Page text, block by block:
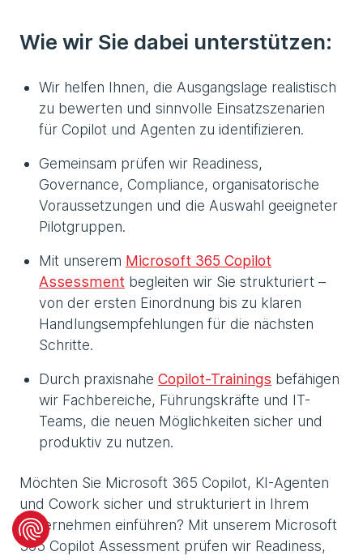
Wie wir Sie dabei unterstützen:
Wir helfen Ihnen, die Ausgangslage realistisch
zu bewerten und sinnvolle Einsatzszenarien
für Copilot und Agenten zu identifizieren.
Gemeinsam prüfen wir Readiness,
Governance, Compliance, organisatorische
Voraussetzungen und die Auswahl geeigneter
Pilotgruppen.
Mit unserem Microsoft 365 Copilot
Assessment begleiten wir Sie strukturiert –
von der ersten Einordnung bis zu klaren
Handlungsempfehlungen für die nächsten
Schritte.
Durch praxisnahe Copilot-Trainings befähigen
wir Fachbereiche, Führungskräfte und IT-
Teams, die neuen Möglichkeiten sicher und
produktiv zu nutzen.
Möchten Sie Microsoft 365 Copilot, KI-Agenten
und Cowork sicher und strukturiert in Ihrem
Unternehmen einführen? Mit unserem Microsoft
365 Copilot Assessment prüfen wir Readiness,